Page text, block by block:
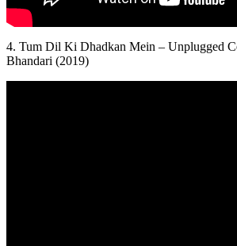
4. Tum Dil Ki Dhadkan Mein – Unplugged
Bhandari (2019)